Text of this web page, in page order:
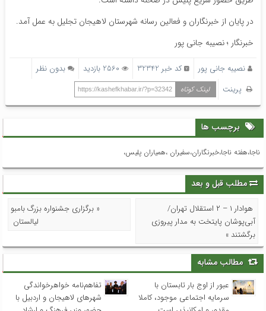
در پایان از خبرنگاران و فعالین رسانه شهرستان لاهیجان تجلیل به عمل آمد.
خبرنگار ؛ نصیبه جانی پور
نصیبه جانی پور کد خبر 32342 2560 بازدید
بدون نظر
پرینت
لینک کوتاه https://kashefkhabar.ir/?p=32342
برچسب ها
ناجا،هفته ناجا،خبرنگاران،سفیران ،همیاران پلیس،
مطلب قبل و بعد
هوادار ۱ – ۲ استقلال تهران/
آبی‌پوشان پایتخت به مدار پیروزی
برگشتند »
« برگزاری جشنواره بزرگ بامبو
لیالستان
مطالب مشابه
عبور از اوج بار تابستان با
سرمایه اجتماعی موجود، کاملا
تفاهم‌نامه خواهرخواندگی
شهرهای لاهیجان و اردبیل با